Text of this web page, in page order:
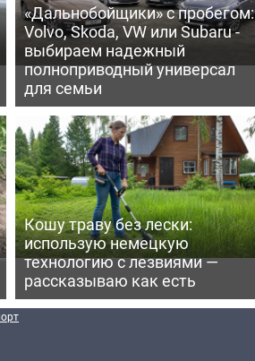
«Дальнобойщики» с пробегом:
Volvo, Skoda, VW или Subaru -
выбираем надежный
полноприводный универсал
для семьи
Кошу траву без лески:
использую немецкую
технологию с лезвиями —
рассказываю как есть